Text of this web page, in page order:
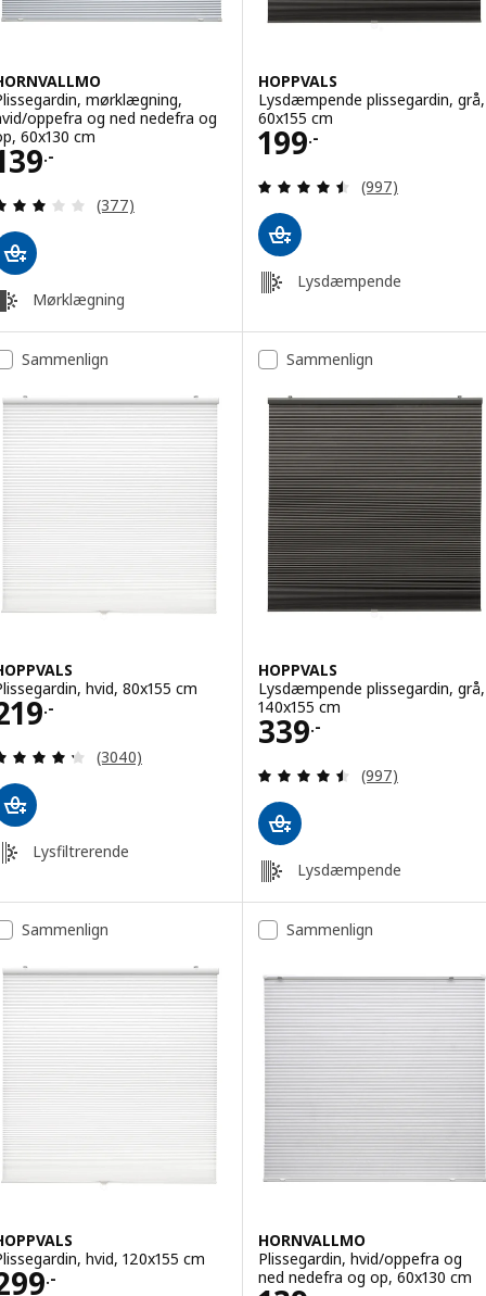
mørklægning,
oppefra og ned nedefra og
60x130 cm
.-
139.-
Anmeld: 3 ud af 5 Stjerner. Anmeldelser i alt:
(377)
Mørklægning
HOPPVALS
Lysdæmpende plissegardin, grå,
60x155 cm
199.-
Pris 199.-
Anmeld: 4.5 ud
(997)
Lysdæmpende
Sammenlign
hvid, 80x155 cm
.-
219.-
Anmeld: 4.3 ud af 5 Stjerner. Anmeldelser i alt:
(3040)
Lysfiltrerende
Sammenlign
HOPPVALS
Lysdæmpende plissegardin, grå,
140x155 cm
339.-
Pris 339.-
Anmeld: 4.5 ud
(997)
Lysdæmpende
Sammenlign
hvid, 120x155 cm
.-
299.-
Sammenlign
HORNVALLMO
Plissegardin, hvid/oppefra og
ned nedefra og op, 60x130 cm